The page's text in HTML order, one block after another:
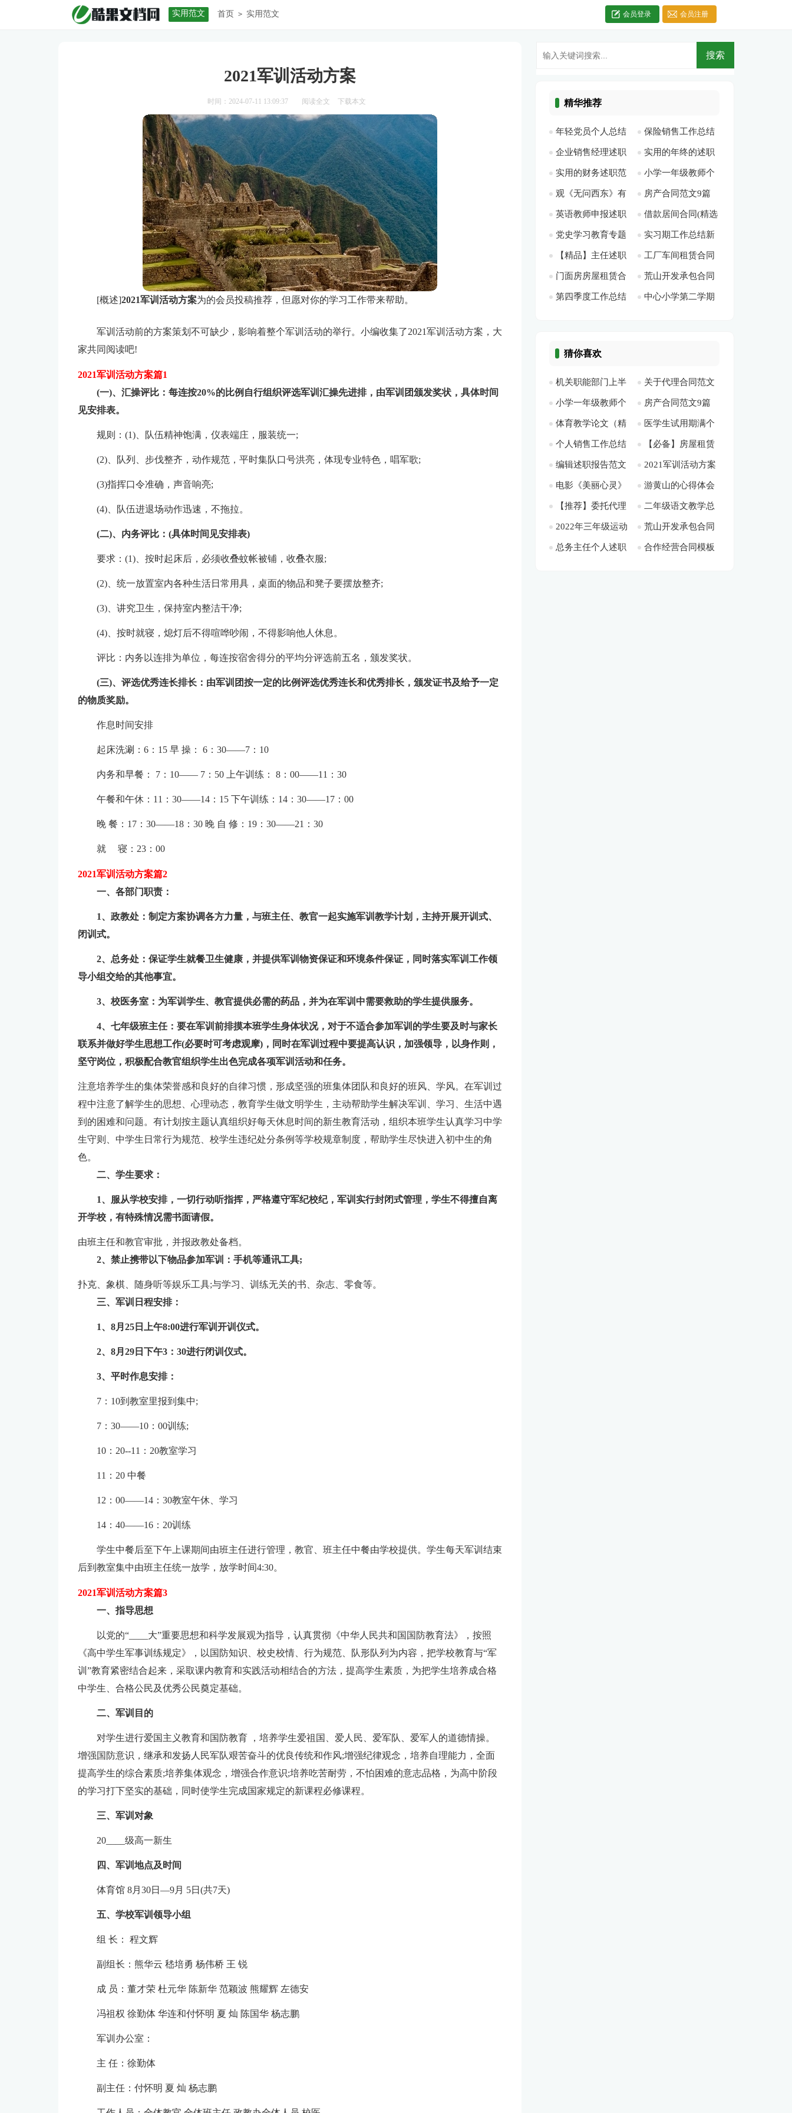
实用范文 首页 > 实用范文 会员登录 会员注册
2021军训活动方案
时间：2024-07-11 13:09:37 阅读全文 下载本文
[概述]2021军训活动方案为的会员投稿推荐，但愿对你的学习工作带来帮助。
军训活动前的方案策划不可缺少，影响着整个军训活动的举行。小编收集了2021军训活动方案，大
家共同阅读吧!
2021军训活动方案篇1
(一)、汇操评比：每连按20%的比例自行组织评选军训汇操先进排，由军训团颁发奖状，具体时间
见安排表。
规则：(1)、队伍精神饱满，仪表端庄，服装统一;
(2)、队列、步伐整齐，动作规范，平时集队口号洪亮，体现专业特色，唱军歌;
(3)指挥口令准确，声音响亮;
(4)、队伍进退场动作迅速，不拖拉。
(二)、内务评比：(具体时间见安排表)
要求：(1)、按时起床后，必须收叠蚊帐被铺，收叠衣服;
(2)、统一放置室内各种生活日常用具，桌面的物品和凳子要摆放整齐;
(3)、讲究卫生，保持室内整洁干净;
(4)、按时就寝，熄灯后不得喧哗吵闹，不得影响他人休息。
评比：内务以连排为单位，每连按宿舍得分的平均分评选前五名，颁发奖状。
(三)、评选优秀连长排长：由军训团按一定的比例评选优秀连长和优秀排长，颁发证书及给予一定
的物质奖励。
作息时间安排
起床洗涮：6：15 早 操： 6：30——7：10
内务和早餐： 7：10—— 7：50 上午训练： 8：00——11：30
午餐和午休：11：30——14：15 下午训练：14：30——17：00
晚 餐：17：30——18：30 晚 自 修：19：30——21：30
就 寝：23：00
2021军训活动方案篇2
一、各部门职责：
1、政教处：制定方案协调各方力量，与班主任、教官一起实施军训教学计划，主持开展开训式、
闭训式。
2、总务处：保证学生就餐卫生健康，并提供军训物资保证和环境条件保证，同时落实军训工作领
导小组交给的其他事宜。
3、校医务室：为军训学生、教官提供必需的药品，并为在军训中需要救助的学生提供服务。
4、七年级班主任：要在军训前排摸本班学生身体状况，对于不适合参加军训的学生要及时与家长
联系并做好学生思想工作(必要时可考虑观摩)，同时在军训过程中要提高认识，加强领导，以身作则，
坚守岗位，积极配合教官组织学生出色完成各项军训活动和任务。
注意培养学生的集体荣誉感和良好的自律习惯，形成坚强的班集体团队和良好的班风、学风。在军训过
程中注意了解学生的思想、心理动态，教育学生做文明学生，主动帮助学生解决军训、学习、生活中遇
到的困难和问题。有计划按主题认真组织好每天休息时间的新生教育活动，组织本班学生认真学习中学
生守则、中学生日常行为规范、校学生违纪处分条例等学校规章制度，帮助学生尽快进入初中生的角
色。
二、学生要求：
1、服从学校安排，一切行动听指挥，严格遵守军纪校纪，军训实行封闭式管理，学生不得擅自离
开学校，有特殊情况需书面请假。
由班主任和教官审批，并报政教处备档。
2、禁止携带以下物品参加军训：手机等通讯工具;
扑克、象棋、随身听等娱乐工具;与学习、训练无关的书、杂志、零食等。
三、军训日程安排：
1、8月25日上午8:00进行军训开训仪式。
2、8月29日下午3：30进行闭训仪式。
3、平时作息安排：
7：10到教室里报到集中;
7：30——10：00训练;
10：20--11：20教室学习
11：20 中餐
12：00——14：30教室午休、学习
14：40——16：20训练
学生中餐后至下午上课期间由班主任进行管理，教官、班主任中餐由学校提供。学生每天军训结束
后到教室集中由班主任统一放学，放学时间4:30。
2021军训活动方案篇3
一、指导思想
以党的“____大”重要思想和科学发展观为指导，认真贯彻《中华人民共和国国防教育法》，按照
《高中学生军事训练规定》，以国防知识、校史校情、行为规范、队形队列为内容，把学校教育与“军
训”教育紧密结合起来，采取课内教育和实践活动相结合的方法，提高学生素质，为把学生培养成合格
中学生、合格公民及优秀公民奠定基础。
二、军训目的
对学生进行爱国主义教育和国防教育 ，培养学生爱祖国、爱人民、爱军队、爱军人的道德情操。
增强国防意识，继承和发扬人民军队艰苦奋斗的优良传统和作风;增强纪律观念，培养自理能力，全面
提高学生的综合素质;培养集体观念，增强合作意识;培养吃苦耐劳，不怕困难的意志品格，为高中阶段
的学习打下坚实的基础，同时使学生完成国家规定的新课程必修课程。
三、军训对象
20____级高一新生
四、军训地点及时间
体育馆 8月30日—9月 5日(共7天)
五、学校军训领导小组
组 长： 程文辉
副组长：熊华云 嵇培勇 杨伟桥 王 锐
成 员：董才荣 杜元华 陈新华 范颖波 熊耀辉 左德安
冯祖权 徐勤体 华连和付怀明 夏 灿 陈国华 杨志鹏
军训办公室：
主 任：徐勤体
副主任：付怀明 夏 灿 杨志鹏
精华推荐
年轻党员个人总结
[此文共1322字]
保险销售工作总结
最新[此文共5704字]
企业销售经理述职
报告6篇[此文共
10594字]
实用的年终的述职
报告范文10篇[此文
共11441字]
实用的财务述职范
文锦集6篇[此文共
7034字]
小学一年级教师个
人工作计划[此文共
4547字]
观《无问西东》有
感[此文共1369字]
房产合同范文9篇
[此文共7320字]
英语教师申报述职
报告[此文共760字]
借款居间合同(精选
15篇)[此文共19792
字]
党史学习教育专题
组织生活会发言材料
（感悟和收获、存在
的差距和不足）[此
实习期工作总结新
版多篇[此文共4978
字]
【精品】主任述职
汇编10篇[此文共
16868字]
工厂车间租赁合同
[此文共1828字]
门面房房屋租赁合
同【热门】[此文共
荒山开发承包合同
标准格式[此文共
第四季度工作总结 中心小学第二学期
猜你喜欢
机关职能部门上半
年健康城市创建工作
总结[此文共2087字]
关于代理合同范文
合集8篇[此文共9233
字]
小学一年级教师个
人工作计划[此文共
4547字]
房产合同范文9篇
[此文共7320字]
体育教学论文（精
选24篇）[此文共
47118字]
医学生试用期满个
人总结[此文共3227
字]
个人销售工作总结
(15篇)[此文共16403
字]
【必备】房屋租赁
合同范文锦集七篇
[此文共7886字]
编辑述职报告范文
[此文共3719字]
2021军训活动方案
[此文共1618字]
电影《美丽心灵》
观后感(精选多篇)[此
文共9390字]
游黄山的心得体会
[此文共4223字]
【推荐】委托代理
合同汇总10篇[此文
共7255字]
二年级语文教学总
结[此文共19485字]
2022年三年级运动
会满分作文[此文共
荒山开发承包合同
标准格式[此文共
总务主任个人述职 合作经营合同模板